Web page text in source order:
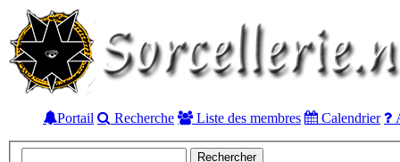
Portail Recherche Liste des membres Calendrier